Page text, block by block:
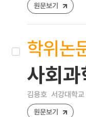
원문보기
학위논
사회과
김용호 서강대학
원문보기